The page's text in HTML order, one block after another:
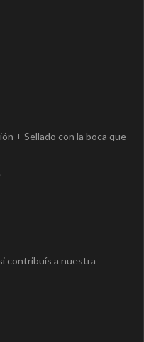
+ Sellado con la boca que
contribuís a nuestra